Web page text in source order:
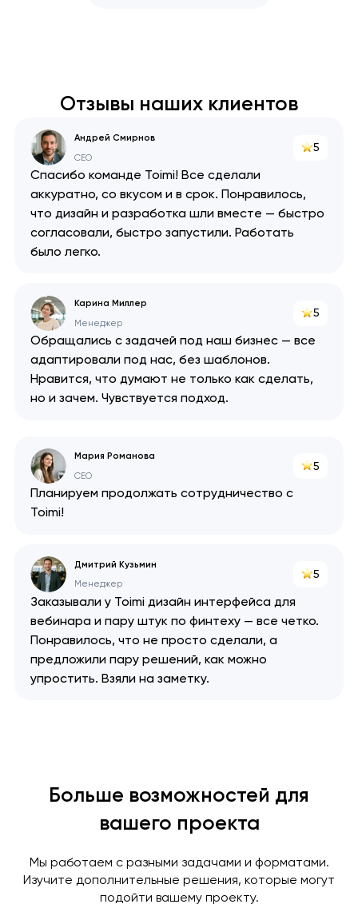
Мы получили вашу заявку
Отзывы наших клиентов
Андрей Смирнов
CEO
5
Спасибо команде Toimi! Все сделали
аккуратно, со вкусом и в срок. Понравилось,
что дизайн и разработка шли вместе — быстро
согласовали, быстро запустили. Работать
было легко.
Карина Миллер
Менеджер
5
Обращались с задачей под наш бизнес — все
адаптировали под нас, без шаблонов.
Нравится, что думают не только как сделать,
но и зачем. Чувствуется подход.
Мария Романова
CEO
5
Планируем продолжать сотрудничество с
Toimi!
Дмитрий Кузьмин
Менеджер
5
Заказывали у Toimi дизайн интерфейса для
вебинара и пару штук по финтеху — все четко.
Понравилось, что не просто сделали, а
предложили пару решений, как можно
упростить. Взяли на заметку.
Больше возможностей для
вашего проекта
Мы работаем с разными задачами и форматами.
Изучите дополнительные решения, которые могут
подойти вашему проекту.
Мы получили вашу заявку
Ваша заявка
Мы свяжемся с вами в
ближайшее время,
чтобы обсудить
проект.
Закрыть